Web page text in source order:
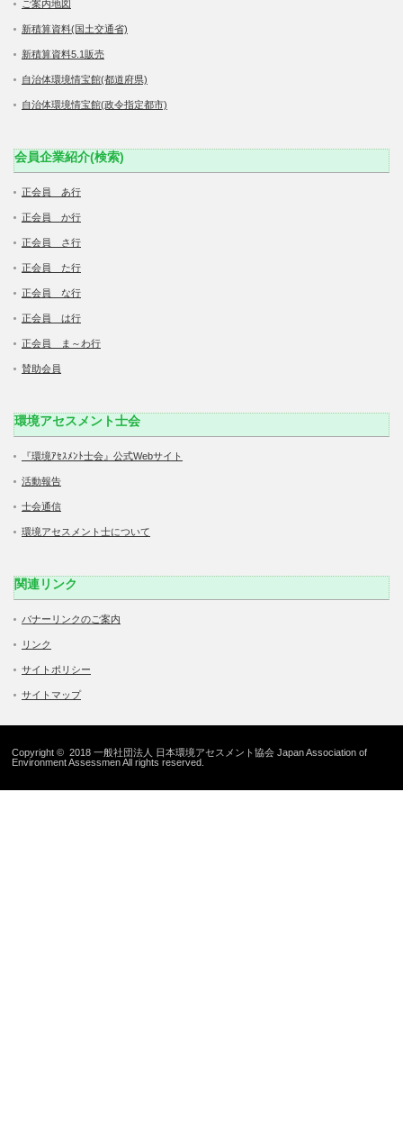
ご案内地図
新積算資料(国土交通省)
新積算資料5.1販売
自治体環境情宝館(都道府県)
自治体環境情宝館(政令指定都市)
会員企業紹介(検索)
正会員 あ行
正会員 か行
正会員 さ行
正会員 た行
正会員 な行
正会員 は行
正会員 ま～わ行
賛助会員
環境アセスメント士会
『環境ｱｾｽﾒﾝﾄ士会』公式Webサイト
活動報告
士会通信
環境アセスメント士について
関連リンク
バナーリンクのご案内
リンク
サイトポリシー
サイトマップ
Copyright © 2018 一般社団法人 日本環境アセスメント協会 Japan Association of
Environment Assessmen All rights reserved.